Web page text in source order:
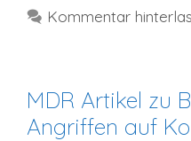
Kommentar
MDR Artikel zu
Angriffen auf